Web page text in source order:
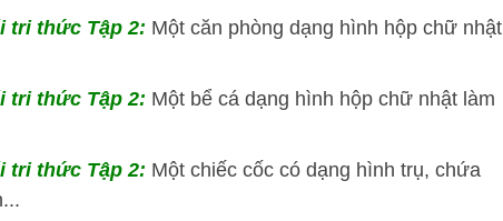
tri thức Tập 2: Một căn phòng dạng hình hộp chữ nhật
tri thức Tập 2: Một bể cá dạng hình hộp chữ nhật làm
tri thức Tập 2: Một chiếc cốc có dạng hình trụ, chứa